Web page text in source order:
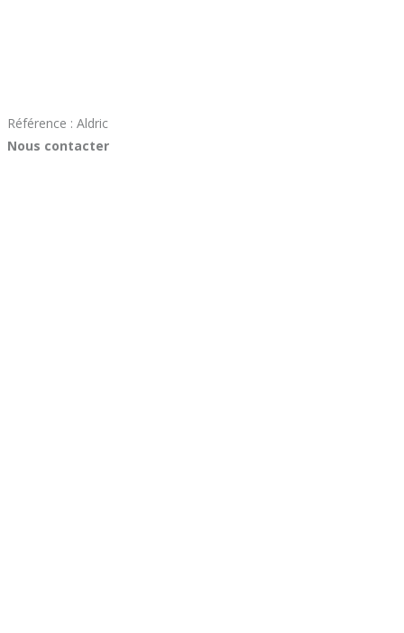
Référence : Aldric
Nous contacter